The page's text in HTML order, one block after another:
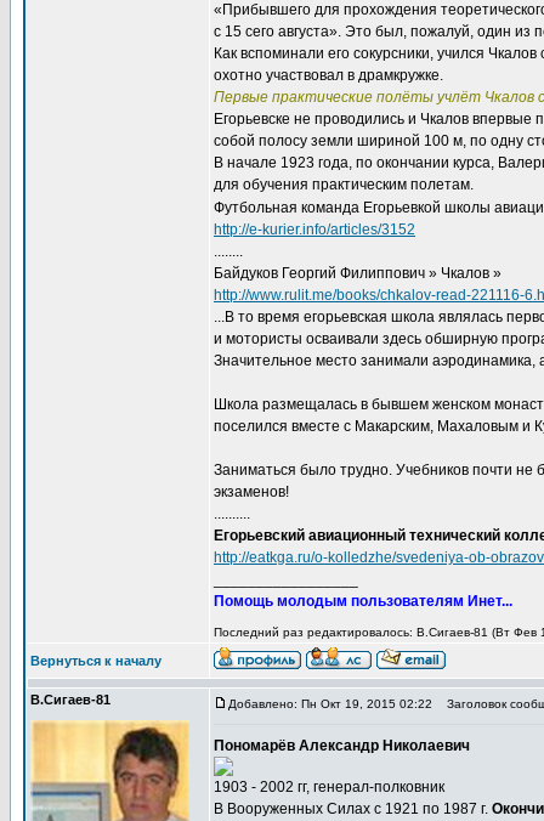
«Прибывшего для прохождения
с 15 сего августа». Это был, пожалуй, один
Как вспоминали его сокурсники, учился
охотно участвовал в драмкружке.
Первые практические полёты учлёт Чкалов
Егорьевске не проводились и Чкалов
собой полосу земли шириной 100 м, по одну
В начале 1923 года, по окончании курса,
для обучения практическим полетам.
Футбольная команда Егорьевкой школы
http://e-kurier.info/articles/3152
........
Байдуков Георгий Филиппович » Чкалов »
http://www.rulit.me/books/chkalov-read-221116-
...В то время егорьевская школа являлась
и мотористы осваивали здесь обширную
Значительное место занимали аэродинамика,
Школа размещалась в бывшем женском
поселился вместе с Макарским, Махаловым и
Заниматься было трудно. Учебников почти не
экзаменов!
..........
Егорьевский авиационный технический
http://eatkga.ru/o-kolledzhe/svedeniya-ob-
Помощь молодым пользователям Инет...
Последний раз редактировалось: В.Сигаев-81 (Вт Фев
Вернуться к началу
В.Сигаев-81 Добавлено: Пн Окт 19, 2015 02:22 Заголовок
Пономарёв Александр Николаевич
1903 - 2002 гг, генерал-полковник
В Вооруженных Силах с 1921 по 1987 г.